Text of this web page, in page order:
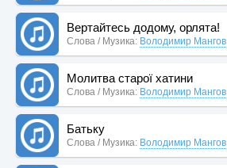
Вертайтесь додому, орлята!
Слова / Музика: Володимир Мангов
Молитва старої хатини
Слова / Музика: Володимир Мангов
Батьку
Слова / Музика: Володимир Мангов